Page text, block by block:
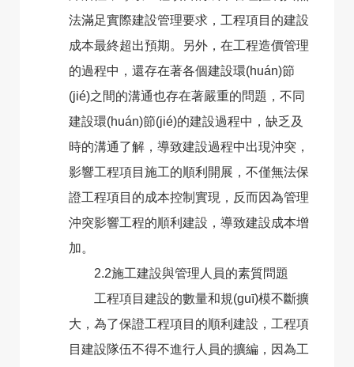
法滿足實際建設管理要求，工程項目的建設
成本最終超出預期。另外，在工程造價管理
的過程中，還存在著各個建設環(huán)節
(jié)之間的溝通也存在著嚴重的問題，不同
建設環(huán)節(jié)的建設過程中，缺乏及
時的溝通了解，導致建設過程中出現沖突，
影響工程項目施工的順利開展，不僅無法保
證工程項目的成本控制實現，反而因為管理
沖突影響工程的順利建設，導致建設成本增
加。
2.2施工建設與管理人員的素質問題
工程項目建設的數量和規(guī)模不斷擴
大，為了保證工程項目的順利建設，工程項
目建設隊伍不得不進行人員的擴編，因為工